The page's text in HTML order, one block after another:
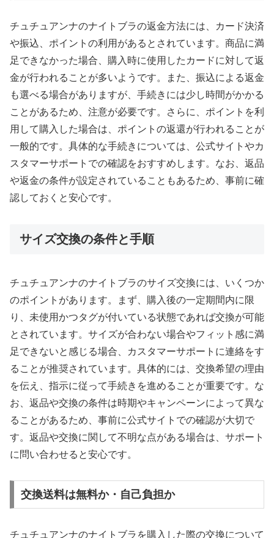
チュチュアンナのナイトブラの返金方法には、カード決済
や振込、ポイントの利用があるとされています。商品に満
足できなかった場合、購入時に使用したカードに対して返
金が行われることが多いようです。また、振込による返金
も選べる場合がありますが、手続きには少し時間がかかる
ことがあるため、注意が必要です。さらに、ポイントを利
用して購入した場合は、ポイントの返還が行われることが
一般的です。具体的な手続きについては、公式サイトやカ
スタマーサポートでの確認をおすすめします。なお、返品
や返金の条件が設定されていることもあるため、事前に確
認しておくと安心です。
サイズ交換の条件と手順
チュチュアンナのナイトブラのサイズ交換には、いくつか
のポイントがあります。まず、購入後の一定期間内に限
り、未使用かつタグが付いている状態であれば交換が可能
とされています。サイズが合わない場合やフィット感に満
足できないと感じる場合、カスタマーサポートに連絡をす
ることが推奨されています。具体的には、交換希望の理由
を伝え、指示に従って手続きを進めることが重要です。な
お、返品や交換の条件は時期やキャンペーンによって異な
ることがあるため、事前に公式サイトでの確認が大切で
す。返品や交換に関して不明な点がある場合は、サポート
に問い合わせると安心です。
交換送料は無料か・自己負担か
チュチュアンナのナイトブラを購入した際の交換について